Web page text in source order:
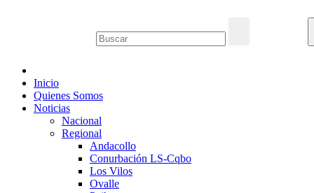
Inicio
Quienes Somos
Noticias
Nacional
Regional
Andacollo
Conurbación LS-Cqbo
Los Vilos
Ovalle